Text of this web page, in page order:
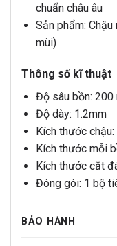
chuẩn châu âu
Sản phẩm:
mùi)
Thông số kĩ thuật
Độ sâu bồn: 200
Độ dày: 1.2mm
Kích thước
Kích thước mỗi
Kích thước cắt
Đóng gói: 1 bộ
BẢO HÀNH